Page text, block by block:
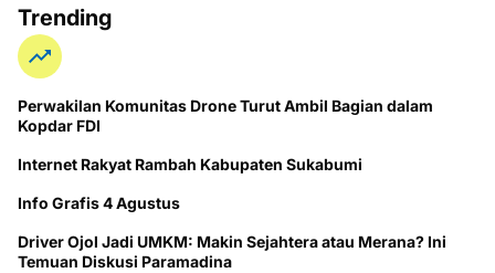
Trending
Perwakilan Komunitas Drone Turut Ambil Bagian dalam
Kopdar FDI
Internet Rakyat Rambah Kabupaten Sukabumi
Info Grafis 4 Agustus
Driver Ojol Jadi UMKM: Makin Sejahtera atau Merana? Ini
Temuan Diskusi Paramadina